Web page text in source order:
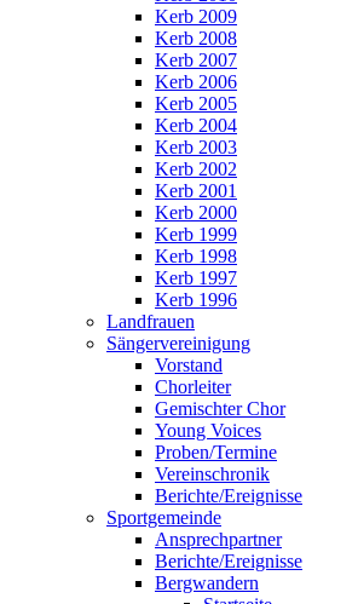
Kerb 2009
Kerb 2008
Kerb 2007
Kerb 2006
Kerb 2005
Kerb 2004
Kerb 2003
Kerb 2002
Kerb 2001
Kerb 2000
Kerb 1999
Kerb 1998
Kerb 1997
Kerb 1996
Landfrauen
Sängervereinigung
Vorstand
Chorleiter
Gemischter Chor
Young Voices
Proben/Termine
Vereinschronik
Berichte/Ereignisse
Sportgemeinde
Ansprechpartner
Berichte/Ereignisse
Bergwandern